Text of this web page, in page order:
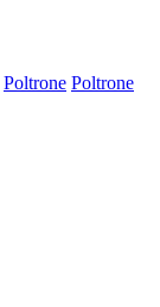
Poltrone Poltrone